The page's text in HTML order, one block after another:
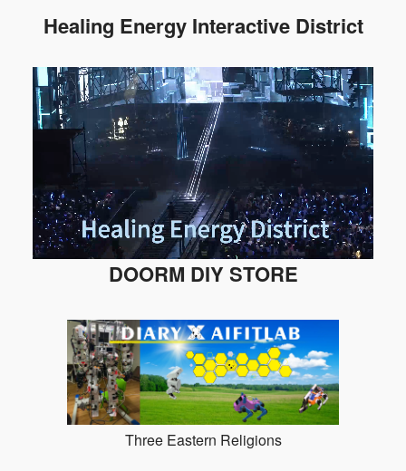
Healing Energy Interactive District
DOORM DIY STORE
Three Eastern Religions